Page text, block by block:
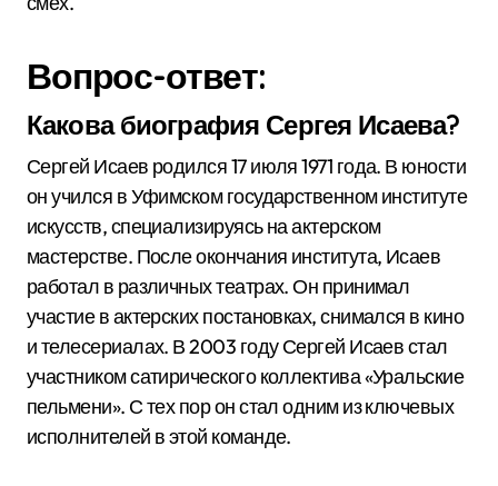
Вопрос-ответ:
Какова биография Сергея Исаева?
Сергей Исаев родился 17 июля 1971 года. В юности
он учился в Уфимском государственном институте
искусств, специализируясь на актерском
мастерстве. После окончания института, Исаев
работал в различных театрах. Он принимал
участие в актерских постановках, снимался в кино
и телесериалах. В 2003 году Сергей Исаев стал
участником сатирического коллектива «Уральские
пельмени». С тех пор он стал одним из ключевых
исполнителей в этой команде.